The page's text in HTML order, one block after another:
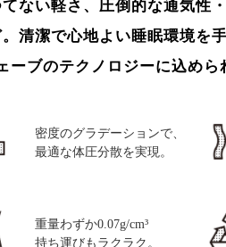
ない軽さ、圧倒的な通気性・
清潔で心地よい睡眠環境を
ーブのテクノロジーに込めら
密度のグラデーションで、
最適な体圧分散を実現。
重量わずか0.07g/cm³
持ち運びもラクラク。